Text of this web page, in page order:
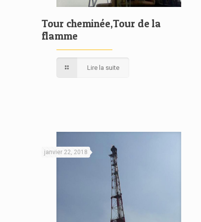
Tour cheminée,Tour de la
flamme
Lire la suite
janvier 22, 2018